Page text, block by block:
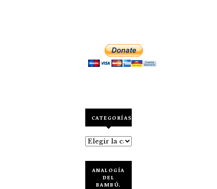
CATEGORÍAS
Categorías
ANALOGÍA
DEL
BAMBÚ.